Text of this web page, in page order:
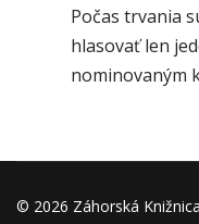
Počas trvania
hlasovať len
nominovaným
© 2026 Záhorská